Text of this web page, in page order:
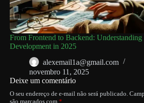
From Frontend to Backend:
Development in 2025
alexemail1a@gmail.com
novembro 11, 2025
Deixe um comentário
O seu endereço de e-mail não será publicado.
são marcados com *